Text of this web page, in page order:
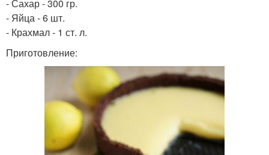
- Сахар - 300 гр.
- Яйца - 6 шт.
- Крахмал - 1 ст. л.
Приготовление: